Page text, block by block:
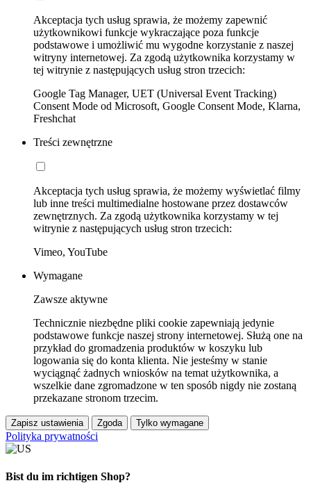
Akceptacja tych usług sprawia, że możemy zapewnić
użytkownikowi funkcje wykraczające poza funkcje
podstawowe i umożliwić mu wygodne korzystanie z naszej
witryny internetowej. Za zgodą użytkownika korzystamy w
tej witrynie z następujących usług stron trzecich:
Google Tag Manager, UET (Universal Event Tracking)
Consent Mode od Microsoft, Google Consent Mode, Klarna,
Freshchat
Treści zewnętrzne
Akceptacja tych usług sprawia, że możemy wyświetlać filmy
lub inne treści multimedialne hostowane przez dostawców
zewnętrznych. Za zgodą użytkownika korzystamy w tej
witrynie z następujących usług stron trzecich:
Vimeo, YouTube
Wymagane
Zawsze aktywne
Technicznie niezbędne pliki cookie zapewniają jedynie
podstawowe funkcje naszej strony internetowej. Służą one na
przykład do gromadzenia produktów w koszyku lub
logowania się do konta klienta. Nie jesteśmy w stanie
wyciągnąć żadnych wniosków na temat użytkownika, a
wszelkie dane zgromadzone w ten sposób nigdy nie zostaną
przekazane stronom trzecim.
Zapisz ustawienia Zgoda Tylko wymagane
Polityka prywatności
Bist du im richtigen Shop?